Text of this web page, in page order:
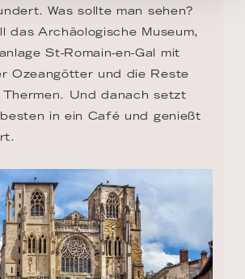
Was sollte man sehen?
das Archäologische Museum,
St-Romain-en-Gal mit
Ozeangötter und die Reste
Und danach setzt
in ein Café und genießt